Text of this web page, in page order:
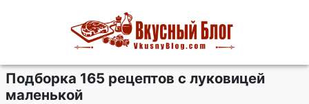
Подборка 165 рецептов с луковицей
маленькой